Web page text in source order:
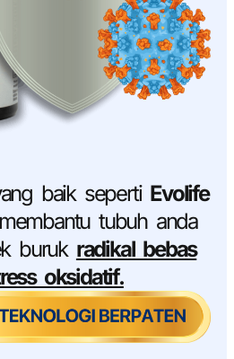
baik seperti Evolife
tubuh anda
buruk radikal bebas
oksidatif.